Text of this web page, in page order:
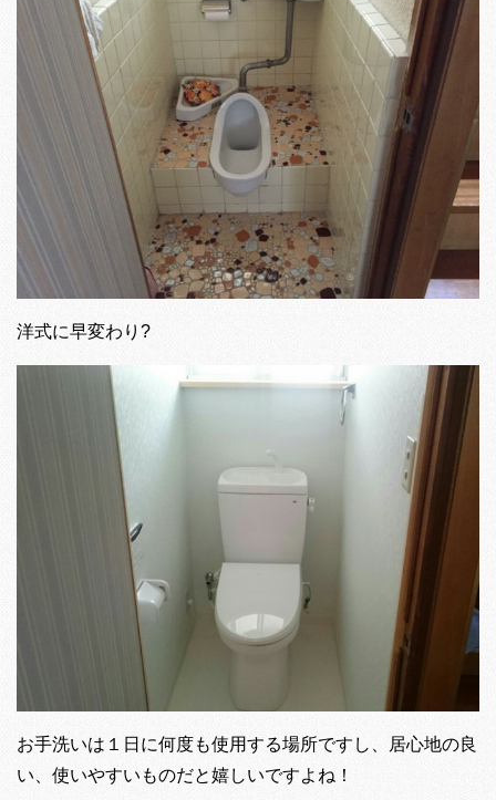
洋式に早変わり?
お手洗いは１日に何度も使用する場所ですし、居心地の良
い、使いやすいものだと嬉しいですよね！